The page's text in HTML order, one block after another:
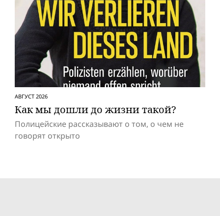
АВГУСТ 2026
Как мы дошли до жизни такой?
Полицейские рассказывают о том, о чем не
говорят открыто